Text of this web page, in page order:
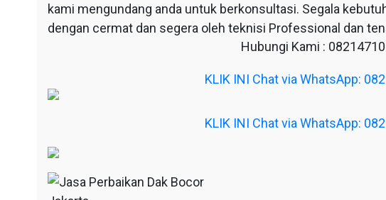
kami mengundang anda untuk berkonsultasi. Segala
dengan cermat dan segera oleh teknisi Professional dan
Hubungi Kami :
KLIK INI Chat via WhatsApp:
KLIK INI Chat via WhatsApp: